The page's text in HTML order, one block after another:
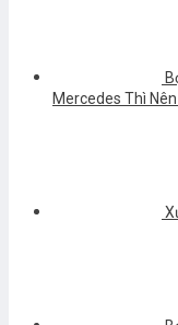
Mercedes Thì